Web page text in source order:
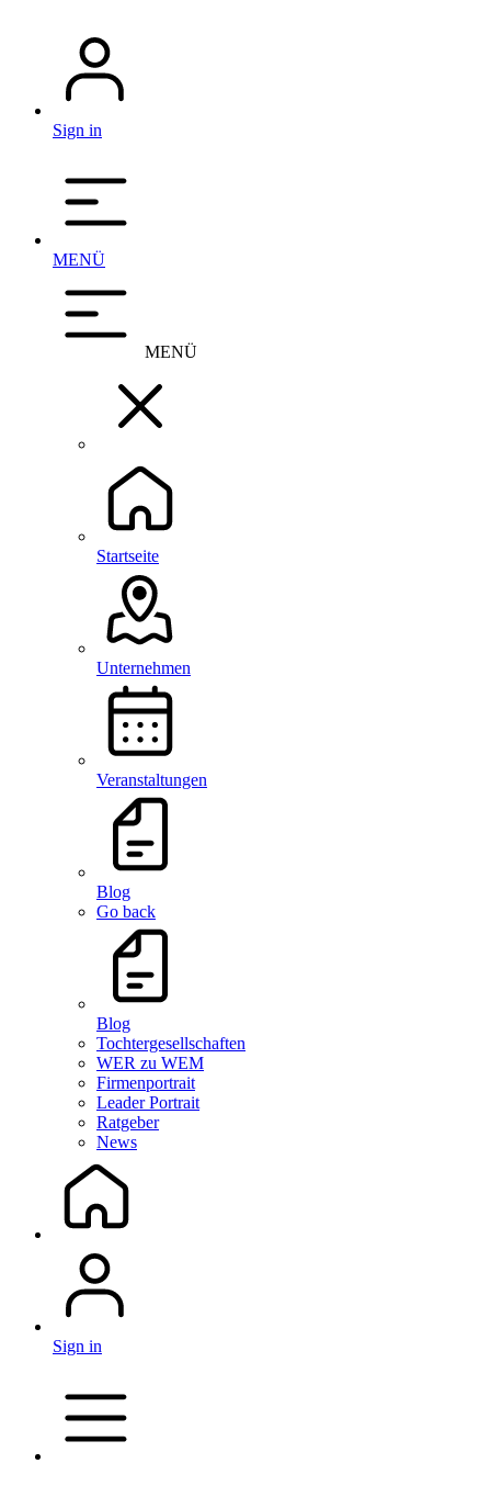
Sign in
MENÜ
MENÜ
Startseite
Unternehmen
Veranstaltungen
Blog
Go back
Blog
Tochtergesellschaften
WER zu WEM
Firmenportrait
Leader Portrait
Ratgeber
News
Sign in